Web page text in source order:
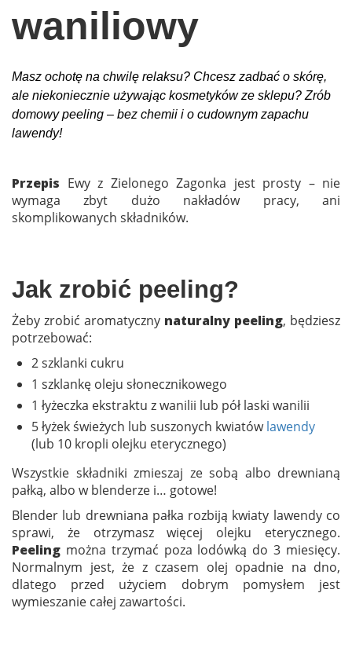
zrób to sam
EKO – Styl
kuchnia
praca
galerie
waniliowy
Masz ochotę na chwilę relaksu? Chcesz zadbać o skórę,
ale niekoniecznie używając kosmetyków ze sklepu? Zrób
domowy peeling – bez chemii i o cudownym zapachu
lawendy!
Przepis Ewy z Zielonego Zagonka jest prosty – nie
wymaga zbyt dużo nakładów pracy, ani
skomplikowanych składników.
Jak zrobić peeling?
Żeby zrobić aromatyczny naturalny peeling, będziesz
potrzebować:
2 szklanki cukru
1 szklankę oleju słonecznikowego
1 łyżeczka ekstraktu z wanilii lub pół laski wanilii
5 łyżek świeżych lub suszonych kwiatówlawendy
(lub 10 kropli olejku eterycznego)
Wszystkie składniki zmieszaj ze sobą albo drewnianą
pałką, albo w blenderze i… gotowe!
Blender lub drewniana pałka rozbiją kwiaty lawendy co
sprawi, że otrzymasz więcej olejku eterycznego.
Peeling można trzymać poza lodówką do 3 miesięcy.
Normalnym jest, że z czasem olej opadnie na dno,
dlatego przed użyciem dobrym pomysłem jest
wymieszanie całej zawartości.